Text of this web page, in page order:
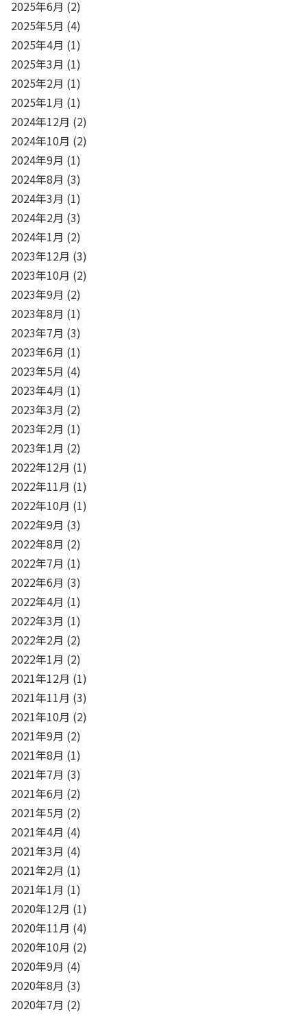
2025年6月 (2)
2025年5月 (4)
2025年4月 (1)
2025年3月 (1)
2025年2月 (1)
2025年1月 (1)
2024年12月 (2)
2024年10月 (2)
2024年9月 (1)
2024年8月 (3)
2024年3月 (1)
2024年2月 (3)
2024年1月 (2)
2023年12月 (3)
2023年10月 (2)
2023年9月 (2)
2023年8月 (1)
2023年7月 (3)
2023年6月 (1)
2023年5月 (4)
2023年4月 (1)
2023年3月 (2)
2023年2月 (1)
2023年1月 (2)
2022年12月 (1)
2022年11月 (1)
2022年10月 (1)
2022年9月 (3)
2022年8月 (2)
2022年7月 (1)
2022年6月 (3)
2022年4月 (1)
2022年3月 (1)
2022年2月 (2)
2022年1月 (2)
2021年12月 (1)
2021年11月 (3)
2021年10月 (2)
2021年9月 (2)
2021年8月 (1)
2021年7月 (3)
2021年6月 (2)
2021年5月 (2)
2021年4月 (4)
2021年3月 (4)
2021年2月 (1)
2021年1月 (1)
2020年12月 (1)
2020年11月 (4)
2020年10月 (2)
2020年9月 (4)
2020年8月 (3)
2020年7月 (2)